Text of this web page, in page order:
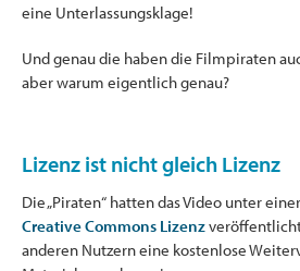
eine Unterlassungsklage!
Und genau die haben die Filmpiraten
aber warum eigentlich genau?
Lizenz ist nicht gleich Lizenz
Die „Piraten“ hatten das Video unter einer
Creative Commons Lizenz
anderen Nutzern eine kostenlose